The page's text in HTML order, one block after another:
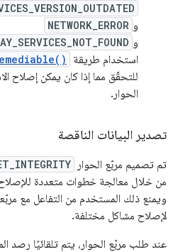
و NETWORK_ERROR
و
استخدام طريقة
للتحقّق مما إذا كان يمكن إصلاح
الحوار.
تصدير البيانات الناقصة
تم تصميم مربّع الحوار
من خلال معالجة خطوات متعددة
ويمنع ذلك المستخدم من التفاعل مع
لإصلاح مشاكل مختلفة.
عند طلب مربّع الحوار، يتم تلقائيًا رصد